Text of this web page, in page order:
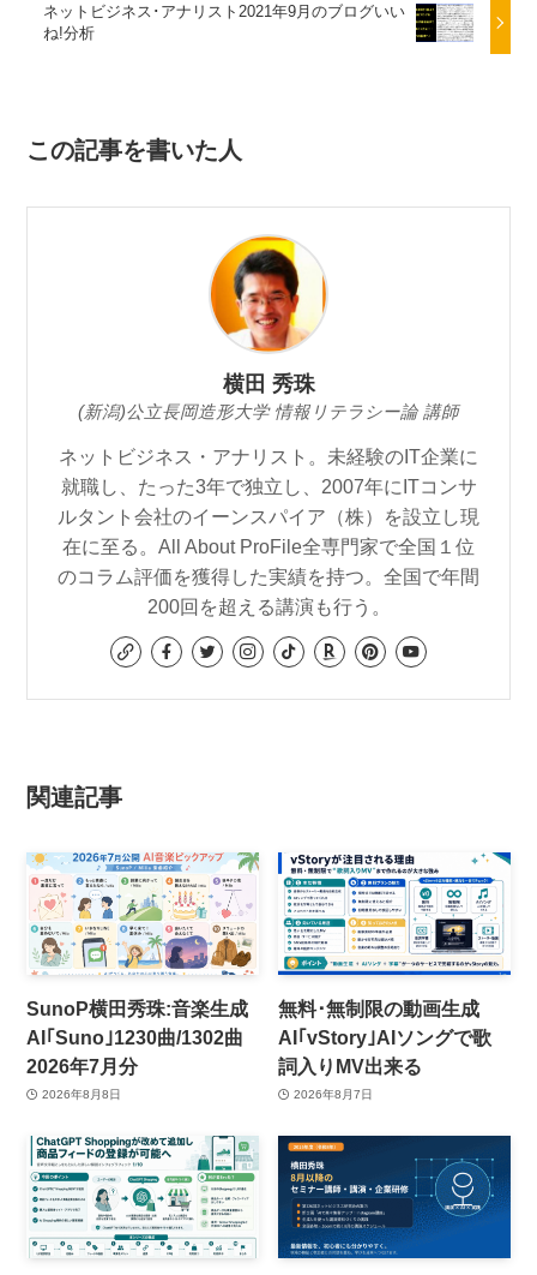
ネットビジネス･アナリスト2021年9月のブログいい
ね!分析
この記事を書いた人
横田 秀珠
(新潟)公立長岡造形大学 情報リテラシー論 講師
ネットビジネス・アナリスト。未経験のIT企業に
就職し、たった3年で独立し、2007年にITコンサ
ルタント会社のイーンスパイア（株）を設立し現
在に至る。All About ProFile全専門家で全国１位
のコラム評価を獲得した実績を持つ。全国で年間
200回を超える講演も行う。
関連記事
SunoP横田秀珠:音楽生成
AI｢Suno｣1230曲/1302曲
2026年7月分
2026年8月8日
無料･無制限の動画生成
AI｢vStory｣AIソングで歌
詞入りMV出来る
2026年8月7日